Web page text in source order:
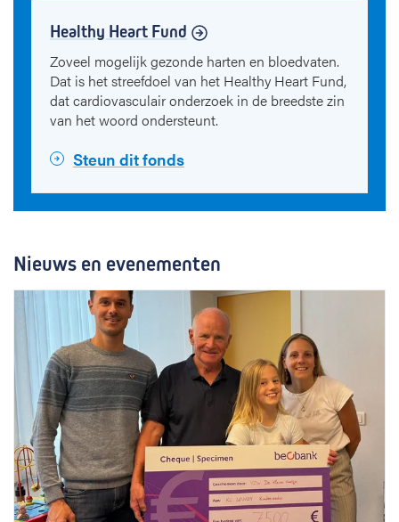
Healthy Heart Fund
Zoveel mogelijk gezonde harten en bloedvaten.
Dat is het streefdoel van het Healthy Heart Fund,
dat cardiovasculair onderzoek in de breedste zin
van het woord ondersteunt.
Steun dit fonds
Nieuws en evenementen